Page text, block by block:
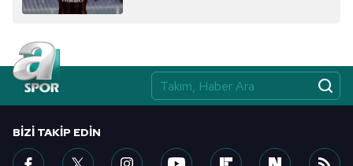
BIZI TAKIP EDIN